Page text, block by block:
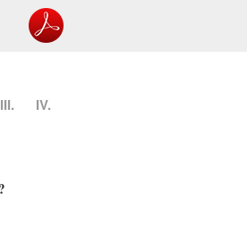
III. IV.